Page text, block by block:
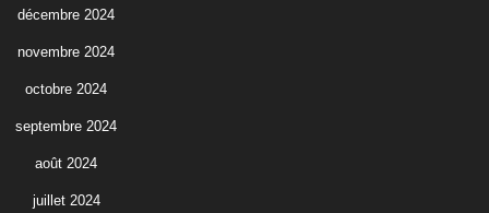
décembre 2024
novembre 2024
octobre 2024
septembre 2024
août 2024
juillet 2024